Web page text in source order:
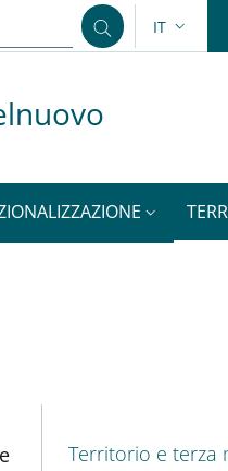
IT
MENU CEV
Territorio e terza